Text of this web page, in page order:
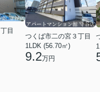
目
つくば市二の宮３丁目
1LDK (56.70㎡)
9.2万円